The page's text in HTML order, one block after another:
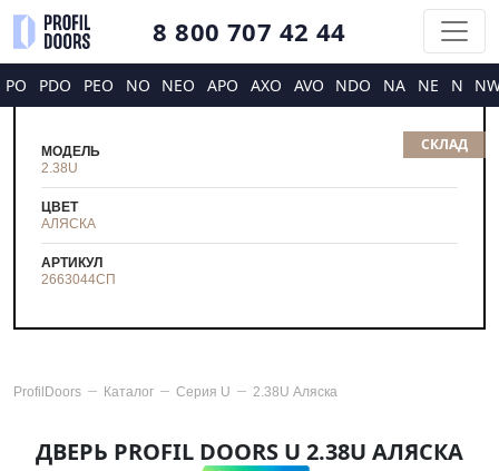
8 800 707 42 44
PO PDO PEO NO NEO APO AXO AVO NDO NA NE N
СКЛАД
МОДЕЛЬ
2.38U
ЦВЕТ
АЛЯСКА
АРТИКУЛ
2663044СП
ProfilDoors Каталог Серия U 2.38U Аляска
ДВЕРЬ PROFIL DOORS U 2.38U АЛЯСКА